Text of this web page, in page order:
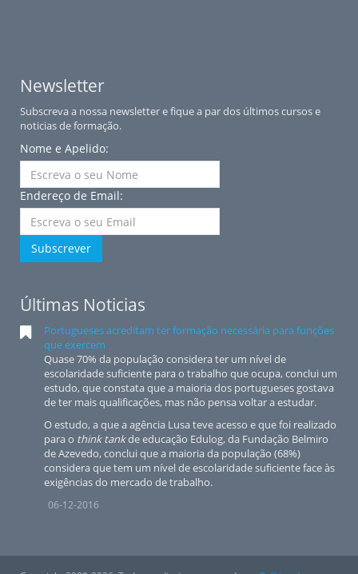
Newsletter
Subscreva a nossa newsletter e fique a par dos últimos cursos e
noticias de formação.
Nome e Apelido:
Endereço de Email:
Subscrever
Últimas Noticias
Portugueses acreditam ter formação necessária para funções
que exercem
Quase 70% da população considera ter um nível de
escolaridade suficiente para o trabalho que ocupa, conclui um
estudo, que constata que a maioria dos portugueses gostava
de ter mais qualificações, mas não pensa voltar a estudar.
O estudo, a que a agência Lusa teve acesso e que foi realizado
para o think tankde educação Edulog, da Fundação Belmiro
de Azevedo, conclui que a maioria da população (68%)
considera que tem um nível de escolaridade suficiente face às
exigências do mercado de trabalho.
06-12-2016